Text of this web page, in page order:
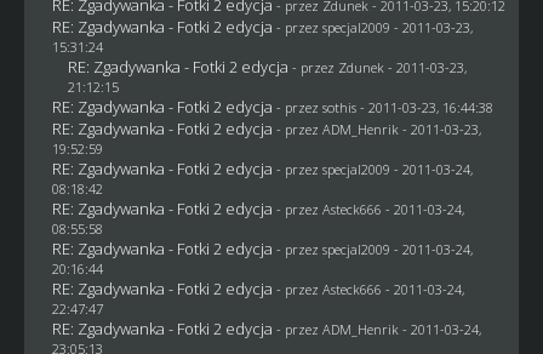
- przez Zdunek - 2011-03-23, 15:20:12
RE: Zgadywanka - Fotki 2 edycja - przez specjal2009 - 2011-03-23,
15:31:24
RE: Zgadywanka - Fotki 2 edycja - przez Zdunek - 2011-03-23,
21:12:15
RE: Zgadywanka - Fotki 2 edycja - przez sothis- 2011-03-23, 16:44:38
RE: Zgadywanka - Fotki 2 edycja - przez ADM_Henrik - 2011-03-23,
19:52:59
RE: Zgadywanka - Fotki 2 edycja - przez specjal2009 - 2011-03-24,
08:18:42
RE: Zgadywanka - Fotki 2 edycja - przez Asteck666 - 2011-03-24,
08:55:58
RE: Zgadywanka - Fotki 2 edycja - przez specjal2009 - 2011-03-24,
20:16:44
RE: Zgadywanka - Fotki 2 edycja - przez Asteck666 - 2011-03-24,
22:47:47
RE: Zgadywanka - Fotki 2 edycja - przez ADM_Henrik - 2011-03-24,
23:05:13